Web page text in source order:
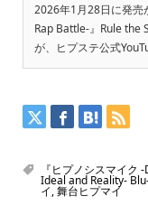
2026年1月28日に発売
Rap Battle-』Rule the
が、ヒプステ公式
『ヒプノシスマイク
Ideal and Reality-
イ,舞台ヒプマイ